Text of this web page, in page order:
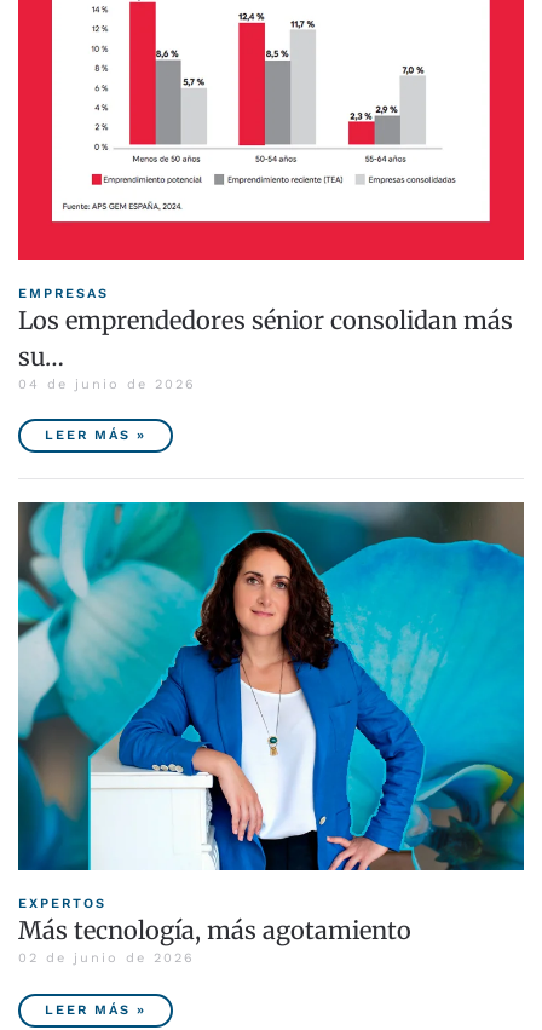
EMPRESAS
Los emprendedores sénior consolidan más
su…
04 de junio de 2026
LEER MÁS »
EXPERTOS
Más tecnología, más agotamiento
02 de junio de 2026
LEER MÁS »